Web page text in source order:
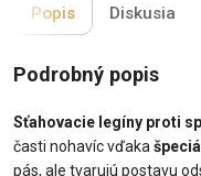
Popis Diskusia
Podrobný popis
Sťahovacie legíny proti
časti nohavíc vďaka
pás, ale tvarujú postavu